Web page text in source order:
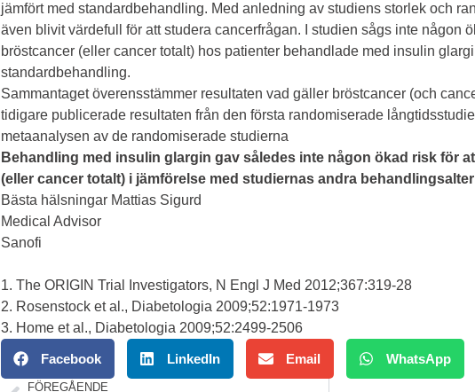
jämfört med standardbehandling. Med anledning av studiens storlek och
även blivit värdefull för att studera cancerfrågan. I studien sågs inte någon
bröstcancer (eller cancer totalt) hos patienter behandlade med insulin
standardbehandling.
Sammantaget överensstämmer resultaten vad gäller bröstcancer (och
tidigare publicerade resultaten från den första randomiserade
metaanalysen av de randomiserade studierna
Behandling med insulin glargin gav således inte någon ökad risk för
(eller cancer totalt) i jämförelse med studiernas andra
Bästa hälsningar Mattias Sigurd
Medical Advisor
Sanofi
1. The ORIGIN Trial Investigators, N Engl J Med 2012;367:319-28
2. Rosenstock et al., Diabetologia 2009;52:1971-1973
3. Home et al., Diabetologia 2009;52:2499-2506
Facebook LinkedIn Email WhatsApp
FÖREGÅENDE